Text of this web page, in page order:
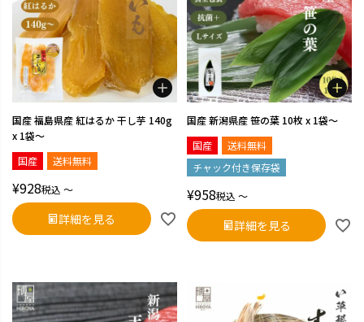
国産 福島県産 紅はるか 干し芋 140g
x 1袋～
国産
送料無料
¥928税込 〜
詳細を見る
国産 新潟県産 笹の葉 10枚 x 1袋～
国産
送料無料
チャック付き保存袋
¥958税込 〜
詳細を見る